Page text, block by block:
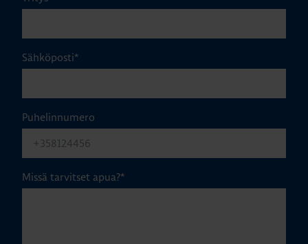
Sähköposti*
Puhelinnumero
Missä tarvitset apua?*